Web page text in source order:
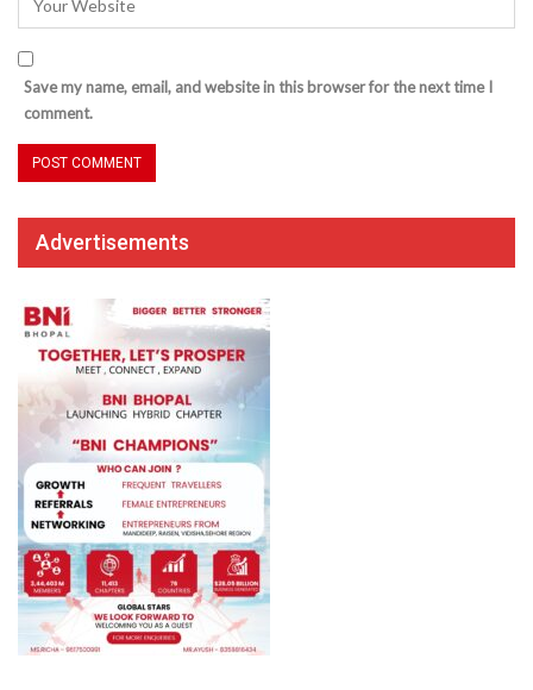
Save my name, email, and website in this browser for the next time I
comment.
Advertisements